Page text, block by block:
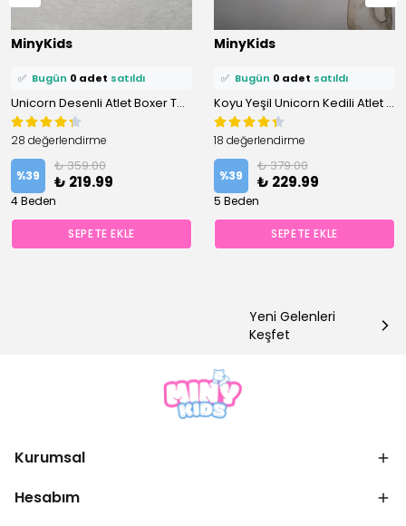
MinyKids
⭐️ Bu ürünü11 kişifavoriledi!
3 kişi
✅ Bugün 0 adet satıldı
Unicorn Desenli Atlet Boxer Takım
28 değerlendirme
%39
₺ 359.00
₺ 219.99
4 Beden
SEPETE EKLE
MinyKids
⭐️ Bu ürünü7 kişifavoriledi!
2 kişi
✅ Bugün 0 adet satıldı
Koyu Yeşil Unicorn Kedili Atlet Boxer Takım
18 değerlendirme
%39
₺ 379.00
₺ 229.99
5 Beden
SEPETE EKLE
Yeni Gelenleri
Keşfet
Kurumsal
Hesabım